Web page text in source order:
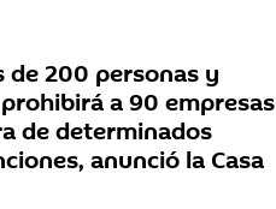
de 200 personas y
a 90 empresas
de determinados
anunció la Casa